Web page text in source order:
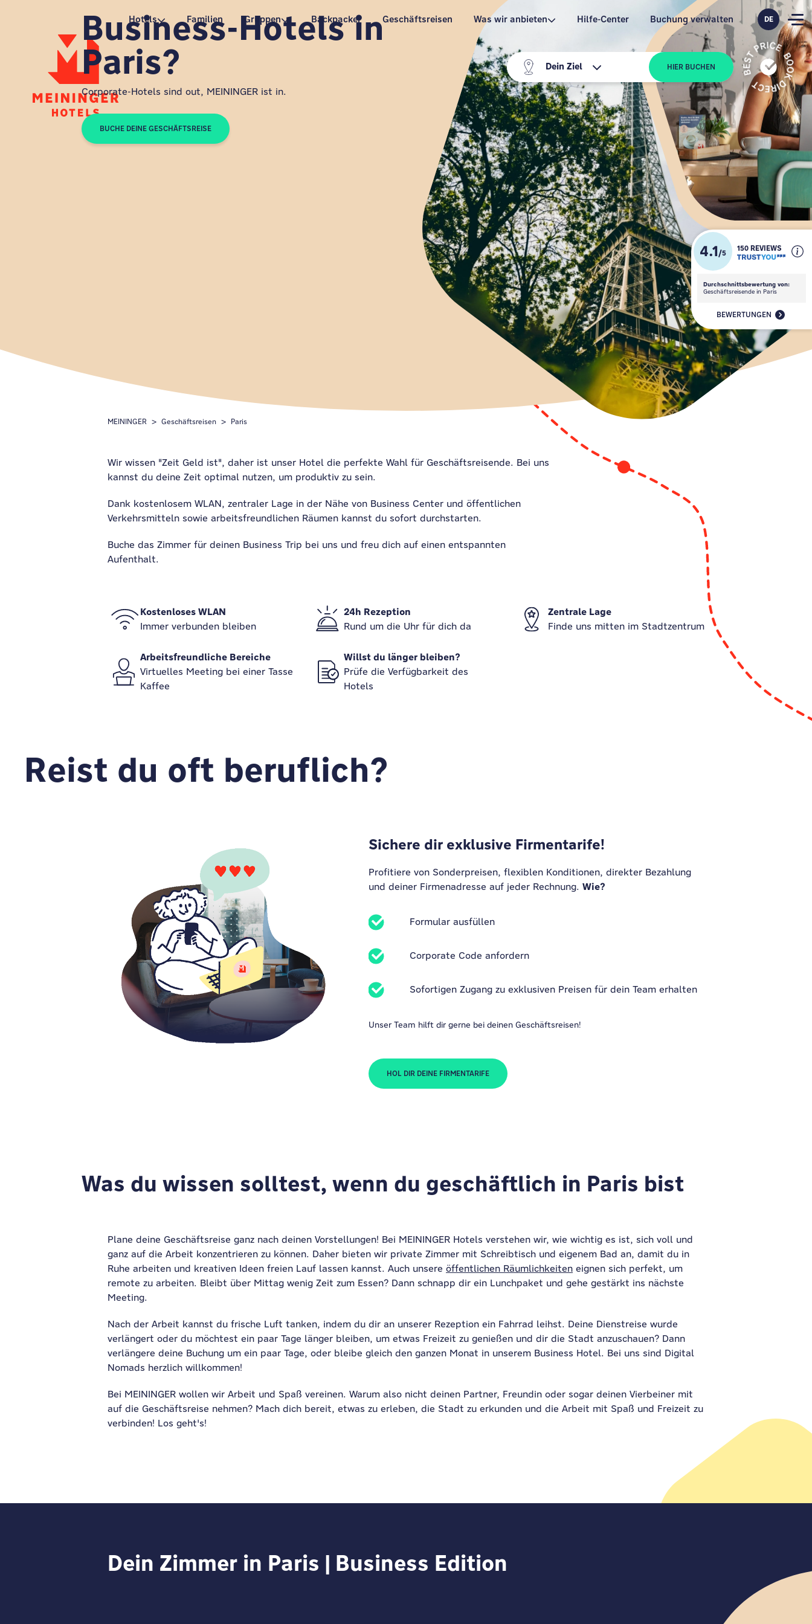
P Hotels Familien Gruppen Backpacker Geschäftsreisen Was wir anbieten Hilfe-Center Buchung verwalten
Dein Ziel HIER BUCHEN
DE
Business-Hotels in
Paris?
Corporate-Hotels sind out, MEININGER ist in.
BUCHE DEINE GESCHÄFTSREISE
4.1/5
150 REVIEWS
Durchschnittsbewertung von:
Geschäftsreisende in Paris
BEWERTUNGEN
MEININGER Geschäftsreisen Paris
Wir wissen "Zeit Geld ist", daher ist unser Hotel die perfekte Wahl für Geschäftsreisende. Bei uns
kannst du deine Zeit optimal nutzen, um produktiv zu sein.
Dank kostenlosem WLAN, zentraler Lage in der Nähe von Business Center und öffentlichen
Verkehrsmitteln sowie arbeitsfreundlichen Räumen kannst du sofort durchstarten.
Buche das Zimmer für deinen Business Trip bei uns und freu dich auf einen entspannten
Aufenthalt.
Kostenloses WLAN
Immer verbunden bleiben
24h Rezeption
Rund um die Uhr für dich da
Zentrale Lage
Finde uns mitten im Stadtzentrum
Arbeitsfreundliche Bereiche
Virtuelles Meeting bei einer Tasse
Kaffee
Willst du länger bleiben?
Prüfe die Verfügbarkeit des
Hotels
Reist du oft beruflich?
Sichere dir exklusive Firmentarife!
Profitiere von Sonderpreisen, flexiblen Konditionen, direkter Bezahlung
und deiner Firmenadresse auf jeder Rechnung. Wie?
Formular ausfüllen
Corporate Code anfordern
Sofortigen Zugang zu exklusiven Preisen für dein Team erhalten
Unser Team hilft dir gerne bei deinen Geschäftsreisen!
HOL DIR DEINE FIRMENTARIFE
Was du wissen solltest, wenn du geschäftlich in Paris bist
Plane deine Geschäftsreise ganz nach deinen Vorstellungen! Bei MEININGER Hotels verstehen wir, wie wichtig es ist, sich voll und
ganz auf die Arbeit konzentrieren zu können. Daher bieten wir private Zimmer mit Schreibtisch und eigenem Bad an, damit du in
Ruhe arbeiten und kreativen Ideen freien Lauf lassen kannst. Auch unsere öffentlichen Räumlichkeiten eignen sich perfekt, um
remote zu arbeiten. Bleibt über Mittag wenig Zeit zum Essen? Dann schnapp dir ein Lunchpaket und gehe gestärkt ins nächste
Meeting.
Nach der Arbeit kannst du frische Luft tanken, indem du dir an unserer Rezeption ein Fahrrad leihst. Deine Dienstreise wurde
verlängert oder du möchtest ein paar Tage länger bleiben, um etwas Freizeit zu genießen und dir die Stadt anzuschauen? Dann
verlängere deine Buchung um ein paar Tage, oder bleibe gleich den ganzen Monat in unserem Business Hotel. Bei uns sind Digital
Nomads herzlich willkommen!
Bei MEININGER wollen wir Arbeit und Spaß vereinen. Warum also nicht deinen Partner, Freundin oder sogar deinen Vierbeiner mit
auf die Geschäftsreise nehmen? Mach dich bereit, etwas zu erleben, die Stadt zu erkunden und die Arbeit mit Spaß und Freizeit zu
verbinden! Los geht's!
Dein Zimmer in Paris | Business Edition